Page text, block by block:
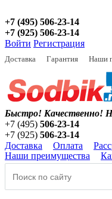
+7 (495) 506-23-14
+7 (925) 506-23-14
Войти Регистрация
Доставка Гарантия Наши
Быстро! Качественно!
+7 (495) 506-23-14
+7 (925) 506-23-14
Доставка
Оплата
Наши преимущества